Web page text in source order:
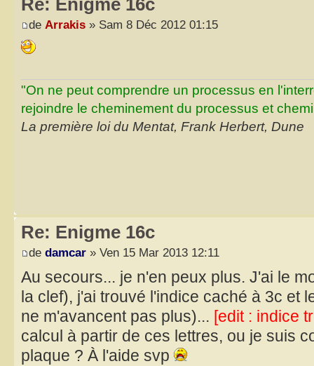
de Arrakis » Sam 8 Déc 2012 01:15
"On ne peut comprendre un processus en
rejoindre le cheminement du processus et
La première loi du Mentat, Frank Herbert, Dune
Re: Enigme 16c
de damcar » Ven 15 Mar 2013 12:11
Au secours... je n'en peux plus. J'ai le
la clef), j'ai trouvé l'indice caché à 3c et
ne m'avancent pas plus)... [edit : indice
calcul à partir de ces lettres, ou je suis
plaque ? À l'aide svp